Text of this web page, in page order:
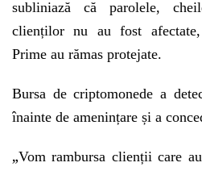
subliniază că parolele,
clienților nu au fost
Prime au rămas protejate.
Bursa de criptomonede a
înainte de amenințare și a
„Vom rambursa clienții care